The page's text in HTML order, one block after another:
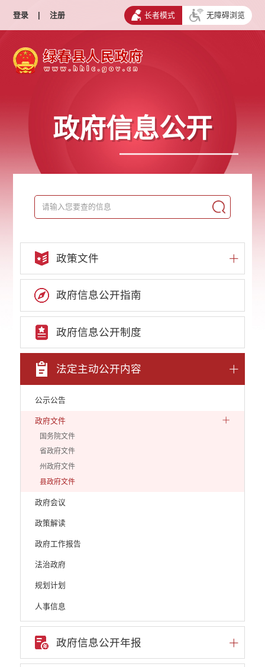
登录 | 注册 长者模式 无障碍浏览
政府信息公开
政策文件
政府信息公开指南
政府信息公开制度
法定主动公开内容
公示公告
政府文件
国务院文件
省政府文件
州政府文件
县政府文件
政府会议
政策解读
政府工作报告
法治政府
规划计划
人事信息
政府信息公开基本目录
重点领域信息公开
政府信息公开年报